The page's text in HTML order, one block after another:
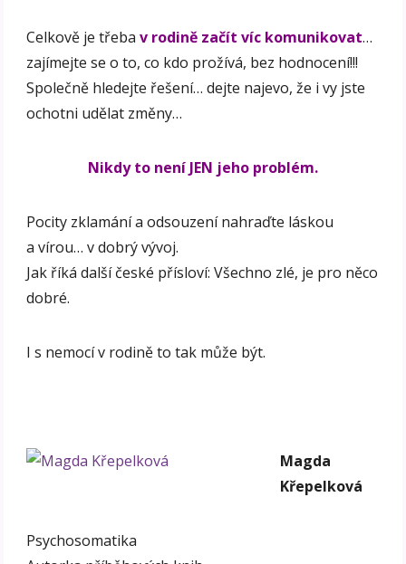
Celkově je třebav rodině začít víc komunikovat…
zajímejte se o to, co kdo prožívá, bez hodnocení!!!
Společně hledejte řešení… dejte najevo, že i vy jste
ochotni udělat změny…
Nikdy to není JEN jeho problém.
Pocity zklamání a odsouzení nahraďte láskou
a vírou… v dobrý vývoj.
Jak říká další české přísloví: Všechno zlé, je pro něco
dobré.
I s nemocí v rodině to tak může být.
Magda
Křepelková
Psychosomatika